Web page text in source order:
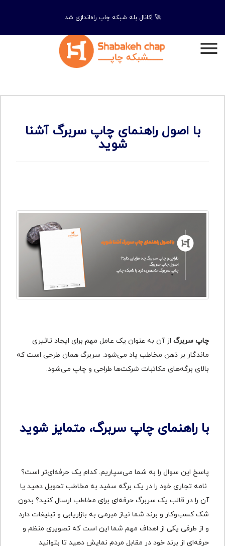
کانال بله شبکه چاپ راه‌اندازی شد! 🚀
با اصول راهنمای چاپ سربرگ آشنا
شوید
چاپ سربرگ از آن به عنوان یک عامل مهم برای ایجاد تاثیری
ماندگار بر ذهن مخاطب یاد می‌شود. سربرگ‌ همان طرحی است که
بالای برگه‌های مکاتبات شرکت‌ها طراحی و چاپ می‌شود.
با راهنمای چاپ سربرگ، متمایز شوید
پاسخ این سوال را به شما می‌سپاریم. کدام یک حرفه‌ای‌تر است؟
نامه تجاری خود را در یک برگه سفید به مخاطب تحویل دهید یا
آن را در قالب یک سربرگ حرفه‌ای برای مخاطب ارسال کنید؟ بدون
شک کسب‌وکار و برند شما نیاز مبرمی به بازاریابی و تبلیغات دارد
و از طرفی یکی از اهداف مهم شما این است که تصویری منظم و
حرفه‌ای از برند خود در مقابل مردم نمایش دهید تا بتوانید